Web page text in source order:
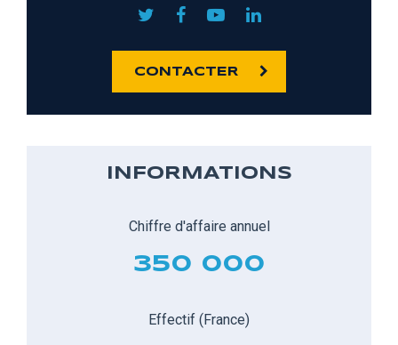
CONTACTER
INFORMATIONS
Chiffre d'affaire annuel
350 000
Effectif (France)